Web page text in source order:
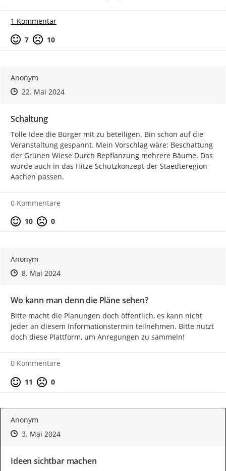
haben ihre Ideen zur Umgestaltung der Spielplätze kreativ
auf Papier und Pappe gebracht. Die tollen Entwürfe der
Interessierte können sich die Ergebnisse zu den
Öffnungszeiten anschauen!
1 Kommentar
Positive Bewertung
7 Negative Bewertung
10
Anonym
Zeitpunkt des Erstellens
Zeitpunkt des Erstellens
22. Mai 2024Zur Äußerung
Schaltung
Tolle Idee die Bürger mit zu beteiligen. Bin schon auf die
Veranstaltung gespannt. Mein Vorschlag wäre: Beschattung
der Grünen Wiese Durch Bepflanzung mehrere Bäume. Das
würde auch in das Hitze Schutzkonzept der Staedteregion
Aachen passen.
0 Kommentare
Positive Bewertung
10 Negative Bewertung
0
Anonym
Zeitpunkt des Erstellens
Zeitpunkt des Erstellens
8. Mai 2024Zur Äußerung
Wo kann man denn die Pläne sehen?
Bitte macht die Planungen doch öffentlich, es kann nicht
jeder an diesem Informationstermin teilnehmen. Bitte nutzt
doch diese Plattform, um Anregungen zu sammeln!
0 Kommentare
Positive Bewertung
11 Negative Bewertung
0
Anonym
Zeitpunkt des Erstellens
Zeitpunkt des Erstellens
3. Mai 2024Zur Äußerung
Ideen sichtbar machen